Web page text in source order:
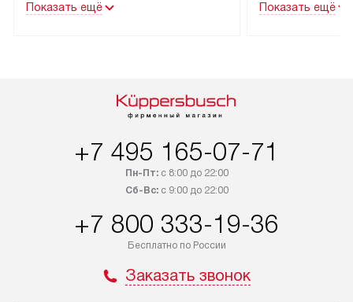
рекомендуем обсудить
быть отправлены покупателю
в течение трех дней. Если вам
обсудите возможность его
приобретения с менеджером сайта.
Товары с специальным лейблом
по Москве в пределах МКАД,
и отдельная доставка аксессуаров
Показать ещё
партнера
прайсу. Сервис
установление,
Показать ещё
+7 495 165-07-71
Пн-Пт:с 8:00 до 22:00
Сб-Вс:с 9:00 до 22:00
+7 800 333-19-36
Бесплатно по России
Заказать звонок